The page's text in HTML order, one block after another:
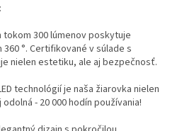
tokom 300 lúmenov poskytuje
°. Certifikované v súlade s
nielen estetiku, ale aj bezpečnosť.
technológií je naša žiarovka nielen
- 20 000 hodín používania!